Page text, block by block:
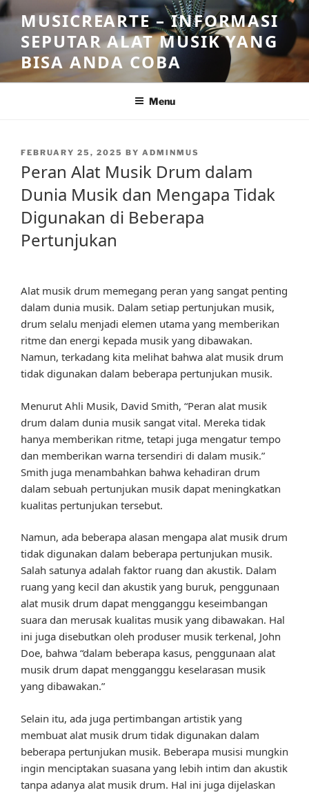
Skip
to
content
MUSICREARTE – INFORMASI
SEPUTAR ALAT MUSIK YANG
BISA ANDA COBA
Menu
POSTED
FEBRUARY 25, 2025 BY ADMINMUS
Peran Alat Musik Drum dalam
Dunia Musik dan Mengapa Tidak
Digunakan di Beberapa
Pertunjukan
Alat musik drum memegang peran yang sangat penting
dalam dunia musik. Dalam setiap pertunjukan musik,
drum selalu menjadi elemen utama yang memberikan
ritme dan energi kepada musik yang dibawakan.
Namun, terkadang kita melihat bahwa alat musik drum
tidak digunakan dalam beberapa pertunjukan musik.
Menurut Ahli Musik, David Smith, “Peran alat musik
drum dalam dunia musik sangat vital. Mereka tidak
hanya memberikan ritme, tetapi juga mengatur tempo
dan memberikan warna tersendiri di dalam musik.”
Smith juga menambahkan bahwa kehadiran drum
dalam sebuah pertunjukan musik dapat meningkatkan
kualitas pertunjukan tersebut.
Namun, ada beberapa alasan mengapa alat musik drum
tidak digunakan dalam beberapa pertunjukan musik.
Salah satunya adalah faktor ruang dan akustik. Dalam
ruang yang kecil dan akustik yang buruk, penggunaan
alat musik drum dapat mengganggu keseimbangan
suara dan merusak kualitas musik yang dibawakan. Hal
ini juga disebutkan oleh produser musik terkenal, John
Doe, bahwa “dalam beberapa kasus, penggunaan alat
musik drum dapat mengganggu keselarasan musik
yang dibawakan.”
Selain itu, ada juga pertimbangan artistik yang
membuat alat musik drum tidak digunakan dalam
beberapa pertunjukan musik. Beberapa musisi mungkin
ingin menciptakan suasana yang lebih intim dan akustik
tanpa adanya alat musik drum. Hal ini juga dijelaskan